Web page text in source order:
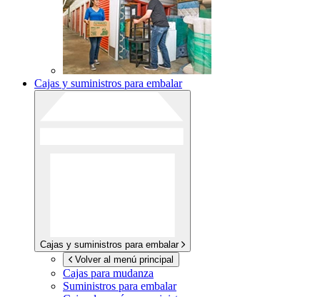
Cajas y suministros para embalar
Cajas y suministros para embalar
Volver al menú principal
Cajas para mudanza
Suministros para embalar